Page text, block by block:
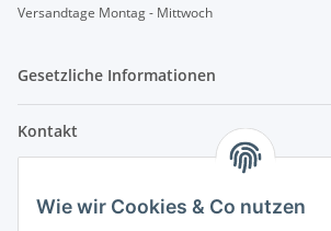
Versandtage Montag - Mittwoch
Gesetzliche Informationen
Kontakt
0171-6477475
Wie wir Cookies & Co nutzen